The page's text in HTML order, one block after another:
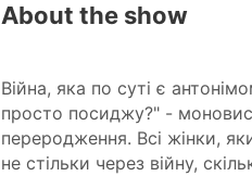
About the show
Війна, яка по суті є
просто посиджу?" -
переродження. Всі жінки,
не стільки через війну,